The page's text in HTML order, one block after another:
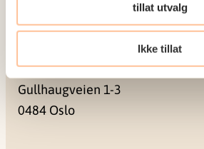
tillat utvalg
Ikke tillat
Gullhaugveien 1-3
0484 Oslo